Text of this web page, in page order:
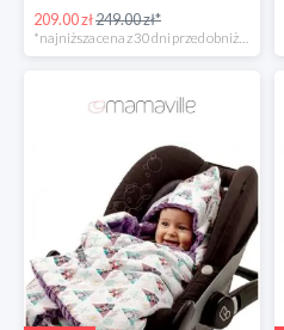
209.00 zł249.00 zł*